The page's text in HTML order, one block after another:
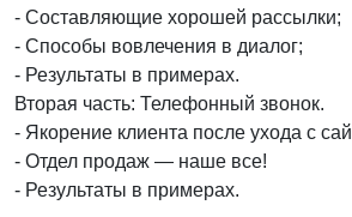
- Составляющие хорошей рассылки;
- Способы вовлечения в диалог;
- Результаты в примерах.
Вторая часть: Телефонный звонок.
- Якорение клиента после ухода с
- Отдел продаж — наше все!
- Результаты в примерах.